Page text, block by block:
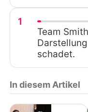
1
Team
schadet.
In diesem Artikel